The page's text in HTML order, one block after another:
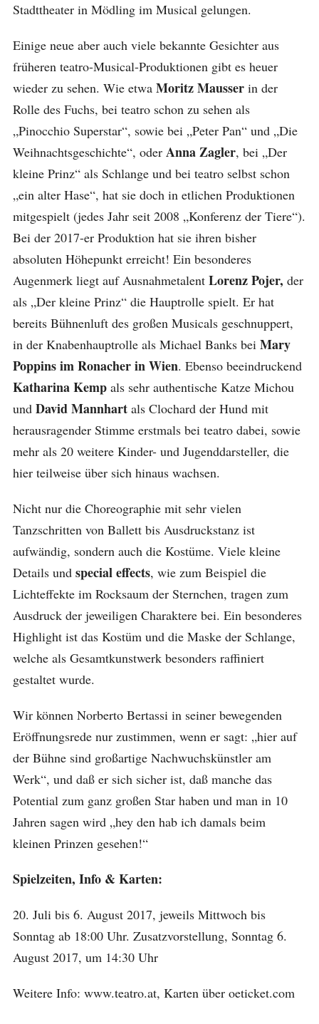
Stadttheater in Mödling im Musical gelungen.
Einige neue aber auch viele bekannte Gesichter aus
früheren teatro-Musical-Produktionen gibt es heuer
wieder zu sehen. Wie etwa Moritz Mausserin der
Rolle des Fuchs, bei teatro schon zu sehen als
„Pinocchio Superstar“, sowie bei „Peter Pan“ und „Die
Weihnachtsgeschichte“, oder Anna Zagler, bei „Der
kleine Prinz“ als Schlange und bei teatro selbst schon
„ein alter Hase“, hat sie doch in etlichen Produktionen
mitgespielt (jedes Jahr seit 2008 „Konferenz der Tiere“).
Bei der 2017-er Produktion hat sie ihren bisher
absoluten Höhepunkt erreicht! Ein besonderes
Augenmerk liegt auf Ausnahmetalent Lorenz Pojer, der
als „Der kleine Prinz“ die Hauptrolle spielt. Er hat
bereits Bühnenluft des großen Musicals geschnuppert,
in der Knabenhauptrolle als Michael Banks bei Mary
Poppins im Ronacher in Wien. Ebenso beeindruckend
Katharina Kempals sehr authentische Katze Michou
und David Mannhartals Clochard der Hund mit
herausragender Stimme erstmals bei teatro dabei, sowie
mehr als 20 weitere Kinder- und Jugenddarsteller, die
hier teilweise über sich hinaus wachsen.
Nicht nur die Choreographie mit sehr vielen
Tanzschritten von Ballett bis Ausdruckstanz ist
aufwändig, sondern auch die Kostüme. Viele kleine
Details und special effects, wie zum Beispiel die
Lichteffekte im Rocksaum der Sternchen, tragen zum
Ausdruck der jeweiligen Charaktere bei. Ein besonderes
Highlight ist das Kostüm und die Maske der Schlange,
welche als Gesamtkunstwerk besonders raffiniert
gestaltet wurde.
Wir können Norberto Bertassi in seiner bewegenden
Eröffnungsrede nur zustimmen, wenn er sagt: „hier auf
der Bühne sind großartige Nachwuchskünstler am
Werk“, und daß er sich sicher ist, daß manche das
Potential zum ganz großen Star haben und man in 10
Jahren sagen wird „hey den hab ich damals beim
kleinen Prinzen gesehen!“
Spielzeiten, Info & Karten:
20. Juli bis 6. August 2017, jeweils Mittwoch bis
Sonntag ab 18:00 Uhr. Zusatzvorstellung, Sonntag 6.
August 2017, um 14:30 Uhr
Weitere Info: www.teatro.at, Karten über oeticket.com